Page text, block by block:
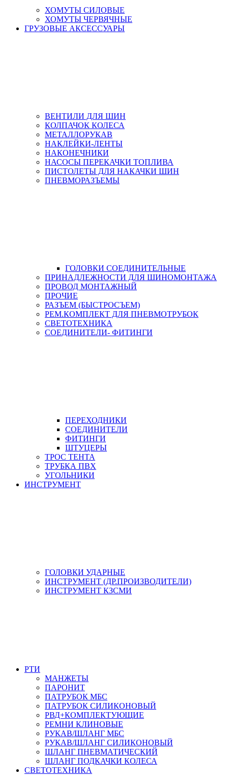
ХОМУТЫ СИЛОВЫЕ
ХОМУТЫ ЧЕРВЯЧНЫЕ
ГРУЗОВЫЕ АКСЕССУАРЫ
ВЕНТИЛИ ДЛЯ ШИН
КОЛПАЧОК КОЛЕСА
МЕТАЛЛОРУКАВ
НАКЛЕЙКИ-ЛЕНТЫ
НАКОНЕЧНИКИ
НАСОСЫ ПЕРЕКАЧКИ ТОПЛИВА
ПИСТОЛЕТЫ ДЛЯ НАКАЧКИ ШИН
ПНЕВМОРАЗЪЕМЫ
ГОЛОВКИ СОЕДИНИТЕЛЬНЫЕ
ПРИНАДЛЕЖНОСТИ ДЛЯ ШИНОМОНТАЖА
ПРОВОД МОНТАЖНЫЙ
ПРОЧИЕ
РАЗЪЕМ (БЫСТРОСЪЕМ)
РЕМ.КОМПЛЕКТ ДЛЯ ПНЕВМОТРУБОК
СВЕТОТЕХНИКА
СОЕДИНИТЕЛИ- ФИТИНГИ
ПЕРЕХОДНИКИ
СОЕДИНИТЕЛИ
ФИТИНГИ
ШТУЦЕРЫ
ТРОС ТЕНТА
ТРУБКА ПВХ
УГОЛЬНИКИ
ИНСТРУМЕНТ
ГОЛОВКИ УДАРНЫЕ
ИНСТРУМЕНТ (ДР.ПРОИЗВОДИТЕЛИ)
ИНСТРУМЕНТ КЗСМИ
РТИ
МАНЖЕТЫ
ПАРОНИТ
ПАТРУБОК МБС
ПАТРУБОК СИЛИКОНОВЫЙ
РВД+КОМПЛЕКТУЮЩИЕ
РЕМНИ КЛИНОВЫЕ
РУКАВ/ШЛАНГ МБС
РУКАВ/ШЛАНГ СИЛИКОНОВЫЙ
ШЛАНГ ПНЕВМАТИЧЕСКИЙ
ШЛАНГ ПОДКАЧКИ КОЛЕСА
СВЕТОТЕХНИКА